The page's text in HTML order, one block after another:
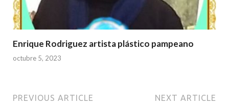
Enrique Rodriguez artista plástico pampeano
octubre 5, 2023
PREVIOUS ARTICLE NEXT ARTICLE